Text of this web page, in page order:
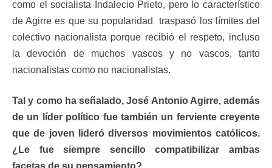
como el socialista Indalecio Prieto, pero lo característico
de Agirre es que su popularidad traspasó los límites del
colectivo nacionalista porque recibió el respeto, incluso
la devoción de muchos vascos y no vascos, tanto
nacionalistas como no nacionalistas.
Tal y como ha señalado, José Antonio Agirre, además
de un líder político fue también un ferviente creyente
que de joven lideró diversos movimientos católicos.
¿Le fue siempre sencillo compatibilizar ambas
facetas de su pensamiento?